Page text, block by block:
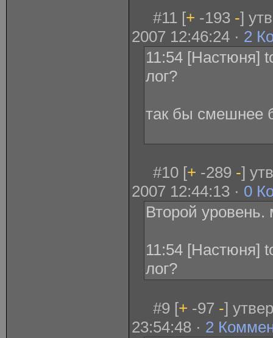
#11 [+ -193 -]
2007 12:46:24 · 2
11:54 [Настюня]
лог?
так бы смешнее
#10 [+ -289 -]
2007 12:44:13 · 0
Второй
11:54 [Настюня]
лог?
#9 [+ -97 -]
23:54:48 · 2